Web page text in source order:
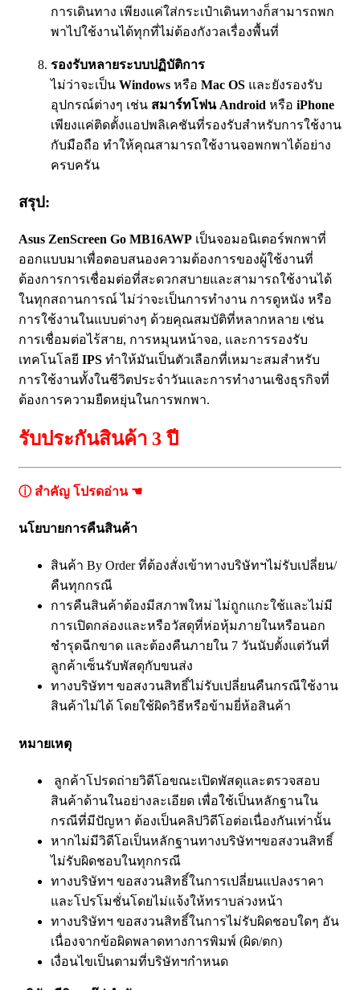
การเดินทาง เพียงแค่ใส่กระเป๋าเดินทางก็สามารถพก
พาไปใช้งานได้ทุกที่ไม่ต้องกังวลเรื่องพื้นที่
รองรับหลายระบบปฏิบัติการ
ไม่ว่าจะเป็น Windows หรือ Mac OS และยังรองรับ
อุปกรณ์ต่างๆ เช่น สมาร์ทโฟน Android หรือ iPhone
เพียงแค่ติดตั้งแอปพลิเคชันที่รองรับสำหรับการใช้งาน
กับมือถือ ทำให้คุณสามารถใช้งานจอพกพาได้อย่าง
ครบครัน
สรุป:
Asus ZenScreen Go MB16AWP เป็นจอมอนิเตอร์พกพาที่
ออกแบบมาเพื่อตอบสนองความต้องการของผู้ใช้งานที่
ต้องการการเชื่อมต่อที่สะดวกสบายและสามารถใช้งานได้
ในทุกสถานการณ์ ไม่ว่าจะเป็นการทำงาน การดูหนัง หรือ
การใช้งานในแบบต่างๆ ด้วยคุณสมบัติที่หลากหลาย เช่น
การเชื่อมต่อไร้สาย, การหมุนหน้าจอ, และการรองรับ
เทคโนโลยี IPS ทำให้มันเป็นตัวเลือกที่เหมาะสมสำหรับ
การใช้งานทั้งในชีวิตประจำวันและการทำงานเชิงธุรกิจที่
ต้องการความยืดหยุ่นในการพกพา.
รับประกันสินค้า 3 ปี
ⓘ สำคัญ โปรดอ่าน ☚
นโยบายการคืนสินค้า
สินค้า By Order ที่ต้องสั่งเข้าทางบริษัทฯไม่รับเปลี่ยน/
คืนทุกกรณี
การคืนสินค้าต้องมีสภาพใหม่ ไม่ถูกแกะใช้และไม่มี
การเปิดกล่องและหรือวัสดุที่ห่อหุ้มภายในหรือนอก
ชำรุดฉีกขาด และต้องคืนภายใน 7 วันนับตั้งแต่วันที่
ลูกค้าเซ็นรับพัสดุกับขนส่ง
ทางบริษัทฯ ขอสงวนสิทธิ์ไม่รับเปลี่ยนคืนกรณีใช้งาน
สินค้าไม่ได้ โดยใช้ผิดวิธีหรือข้ามยี่ห้อสินค้า
หมายเหตุ
ลูกค้าโปรดถ่ายวิดีโอขณะเปิดพัสดุและตรวจสอบ
สินค้าด้านในอย่างละเอียด เพื่อใช้เป็นหลักฐานใน
กรณีที่มีปัญหา ต้องเป็นคลิปวิดีโอต่อเนื่องกันเท่านั้น
หากไม่มีวิดีโอเป็นหลักฐานทางบริษัทฯขอสงวนสิทธิ์
ไม่รับผิดชอบในทุกกรณี
ทางบริษัทฯ ขอสงวนสิทธิ์ในการเปลี่ยนแปลงราคา
และโปรโมชั่นโดยไม่แจ้งให้ทราบล่วงหน้า
ทางบริษัทฯ ขอสงวนสิทธิ์ในการไม่รับผิดชอบใดๆ อัน
เนื่องจากข้อผิดพลาดทางการพิมพ์ (ผิด/ตก)
เงื่อนไขเป็นตามที่บริษัทฯกำหนด